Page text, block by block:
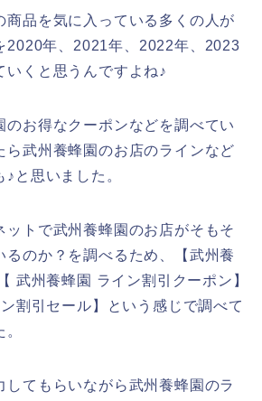
商品を気に入っている多くの人が
2020年、2021年、2022年、2023
いくと思うんですよね♪
のお得なクーポンなどを調べてい
ら武州養蜂園のお店のラインなど
と思いました。
ットで武州養蜂園のお店がそもそ
るのか？を調べるため、【武州養
武州養蜂園 ライン割引クーポン】
割引セール】という感じで調べて
してもらいながら武州養蜂園のラ